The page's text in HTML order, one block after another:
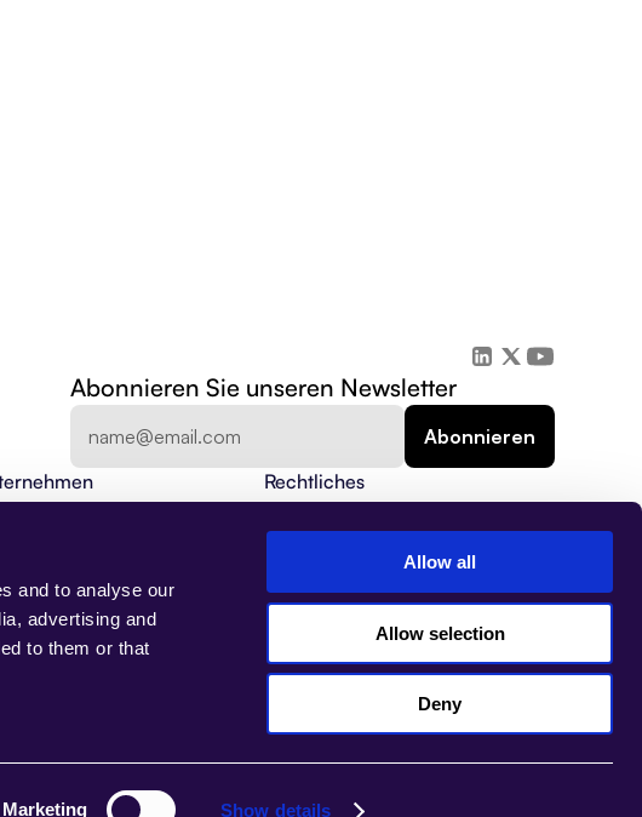
and to analyse our
advertising and
to them or that
Marketing Show details
Allow all
Allow selection
Deny
Abonnieren Sie unseren Newsletter
uns
anfragen
Center
Rechtliches
Datenschutzrichtlinie
Sicherheit
Impressum